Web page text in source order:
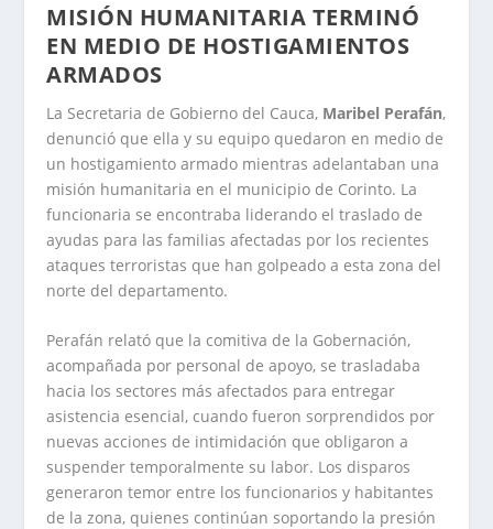
MISIÓN HUMANITARIA TERMINÓ
EN MEDIO DE HOSTIGAMIENTOS
ARMADOS
La Secretaria de Gobierno del Cauca, Maribel Perafán,
denunció que ella y su equipo quedaron en medio de
un hostigamiento armado mientras adelantaban una
misión humanitaria en el municipio de Corinto. La
funcionaria se encontraba liderando el traslado de
ayudas para las familias afectadas por los recientes
ataques terroristas que han golpeado a esta zona del
norte del departamento.
Perafán relató que la comitiva de la Gobernación,
acompañada por personal de apoyo, se trasladaba
hacia los sectores más afectados para entregar
asistencia esencial, cuando fueron sorprendidos por
nuevas acciones de intimidación que obligaron a
suspender temporalmente su labor. Los disparos
generaron temor entre los funcionarios y habitantes
de la zona, quienes continúan soportando la presión